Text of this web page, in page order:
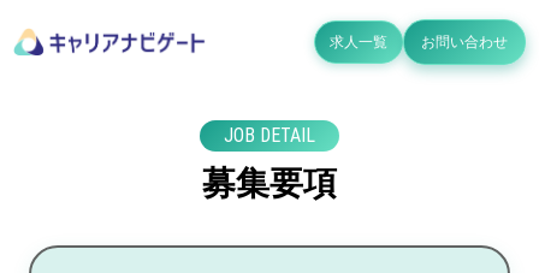
求人一覧 お問い合わせ
JOB DETAIL
募集要項